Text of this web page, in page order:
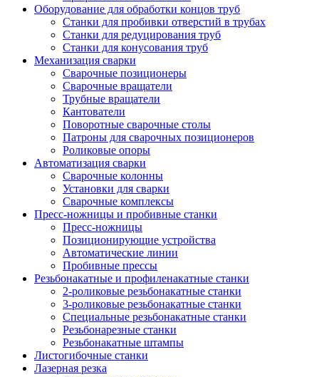
Оборудование для обработки концов труб
Станки для пробивки отверстий в трубах
Станки для редуцирования труб
Станки для конусования труб
Механизация сварки
Сварочные позиционеры
Сварочные вращатели
Трубные вращатели
Кантователи
Поворотные сварочные столы
Патроны для сварочных позиционеров
Роликовые опоры
Автоматизация сварки
Сварочные колонны
Установки для сварки
Сварочные комплексы
Пресс-ножницы и пробивные станки
Пресс-ножницы
Позиционирующие устройства
Автоматические линии
Пробивные прессы
Резьбонакатные и профиленакатные станки
2-роликовые резьбонакатные станки
3-роликовые резьбонакатные станки
Специальные резьбонакатные станки
Резьбонарезные станки
Резьбонакатные штампы
Листогибочные станки
Лазерная резка